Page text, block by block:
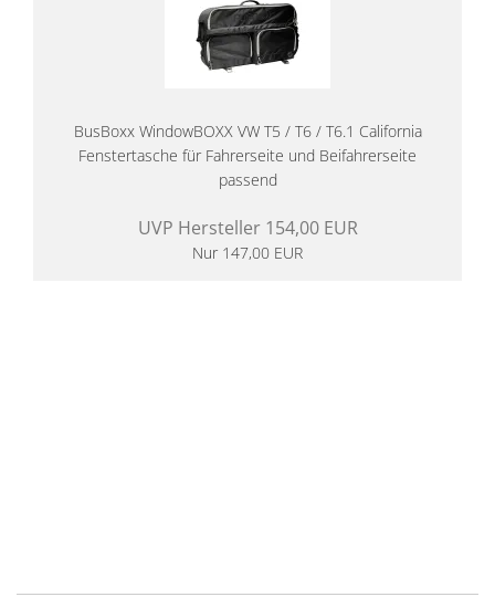
BusBoxx WindowBOXX VW T5 / T6 / T6.1 California
Fenstertasche für Fahrerseite und Beifahrerseite
passend
UVP Hersteller 154,00 EUR
Nur 147,00 EUR